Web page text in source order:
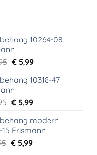
10264-08
Oorspronkelijke
was:
€ 29,95.
€5,99Huidige
is:
10318-47
Oorspronkelijke
was:
€ 39,95.
€5,99Huidige
is:
€ 5,99.
modern
15 Erismann
Oorspronkelijke
€5,99Huidige